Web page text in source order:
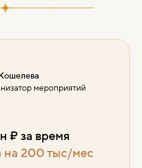
мероприятий
₽ за время
на 200 тыс/мес